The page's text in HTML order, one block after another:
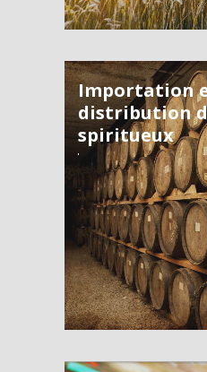
Importation
distribution
spiritueux